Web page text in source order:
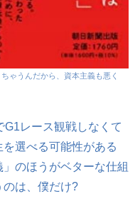
ゃうんだから、資本主義も悪く
レース観戦しなくて
選べる可能性がある
のほうがベターな仕組
のは、僕だけ?